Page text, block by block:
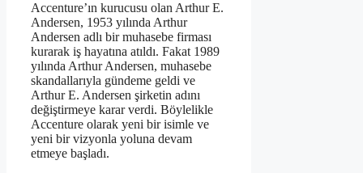
Accenture’ın kurucusu olan Arthur E.
Andersen, 1953 yılında Arthur
Andersen adlı bir muhasebe firması
kurarak iş hayatına atıldı. Fakat 1989
yılında Arthur Andersen, muhasebe
skandallarıyla gündeme geldi ve
Arthur E. Andersen şirketin adını
değiştirmeye karar verdi. Böylelikle
Accenture olarak yeni bir isimle ve
yeni bir vizyonla yoluna devam
etmeye başladı.